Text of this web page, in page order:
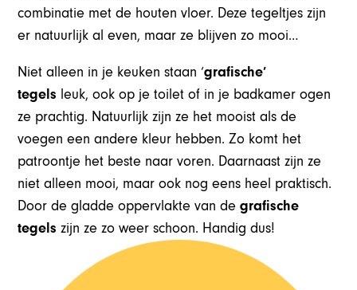
combinatie met de houten vloer. Deze tegeltjes zijn
er natuurlijk al even, maar ze blijven zo mooi…
Niet alleen in je keuken staan ‘grafische’
tegels leuk, ook op je toilet of in je badkamer ogen
ze prachtig. Natuurlijk zijn ze het mooist als de
voegen een andere kleur hebben. Zo komt het
patroontje het beste naar voren. Daarnaast zijn ze
niet alleen mooi, maar ook nog eens heel praktisch.
Door de gladde oppervlakte van degrafische
tegelszijn ze zo weer schoon. Handig dus!